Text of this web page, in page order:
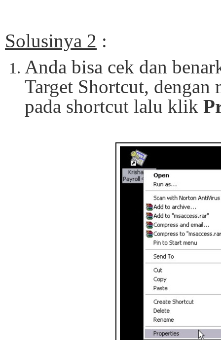
Solusinya 2 :
Anda bisa cek dan
Target Shortcut, dengan
pada shortcut lalu klik